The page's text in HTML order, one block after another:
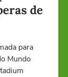
de
para
Mundo